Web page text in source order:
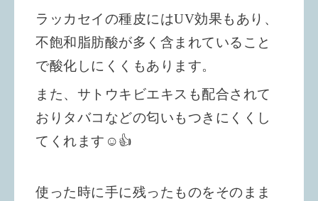
ラッカセイの種皮にはUV効果もあり、
不飽和脂肪酸が多く含まれていること
で酸化しにくくもあります。
また、サトウキビエキスも配合されて
おりタバコなどの匂いもつきにくくし
てくれます☺️👍
使った時に手に残ったものをそのまま